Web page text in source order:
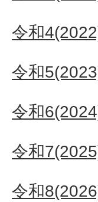
令和
令和
令和
令和
令和